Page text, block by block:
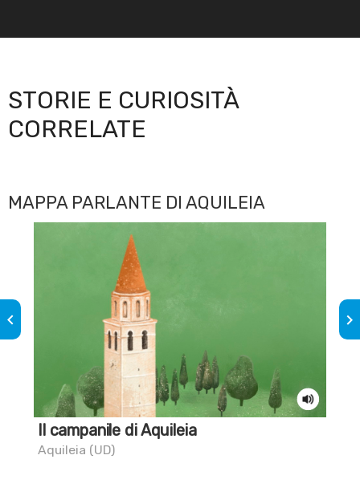
STORIE E CURIOSITÀ
CORRELATE
MAPPA PARLANTE DI AQUILEIA
Il campanile di Aquileia
Aquileia (UD)
keyboard_arrow_left keyboard_arrow_right